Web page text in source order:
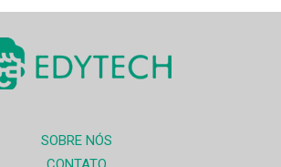
SOBRE NÓS